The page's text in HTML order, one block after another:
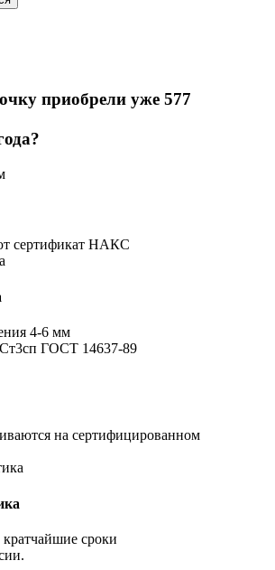
приобрели уже 577
сертификат НАКС
4-6 мм
Ст3сп ГОСТ 14637-89
на сертифицированном
сроки